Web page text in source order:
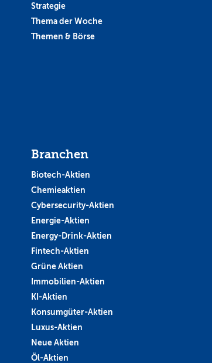
Strategie
Thema der Woche
Themen & Börse
Branchen
Biotech-Aktien
Chemieaktien
Cybersecurity-Aktien
Energie-Aktien
Energy-Drink-Aktien
Fintech-Aktien
Grüne Aktien
Immobilien-Aktien
KI-Aktien
Konsumgüter-Aktien
Luxus-Aktien
Neue Aktien
Öl-Aktien